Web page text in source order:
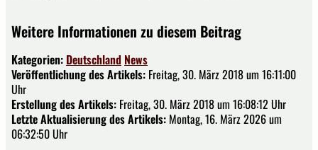
Weitere Informationen zu diesem Beitrag
Kategorien: Deutschland News
Veröffentlichung des Artikels: Freitag, 30. März 2018 um 16:11:00
Uhr
Erstellung des Artikels: Freitag, 30. März 2018 um 16:08:12 Uhr
Letzte Aktualisierung des Artikels: Montag, 16. März 2026 um
06:32:50 Uhr